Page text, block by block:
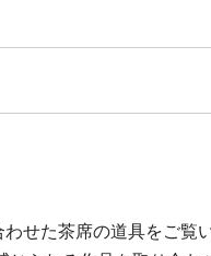
せた茶席の道具をご覧